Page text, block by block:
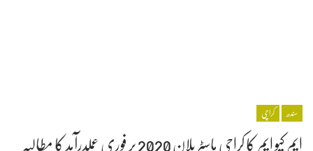
سندھ کراچی
ایم کیو ایم کا کراچی ماسٹر پلان 2020 پر فوری عملدرآمد کا مطالبہ